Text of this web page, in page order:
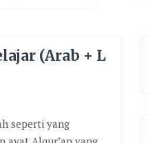
(Arab + L
seperti yang